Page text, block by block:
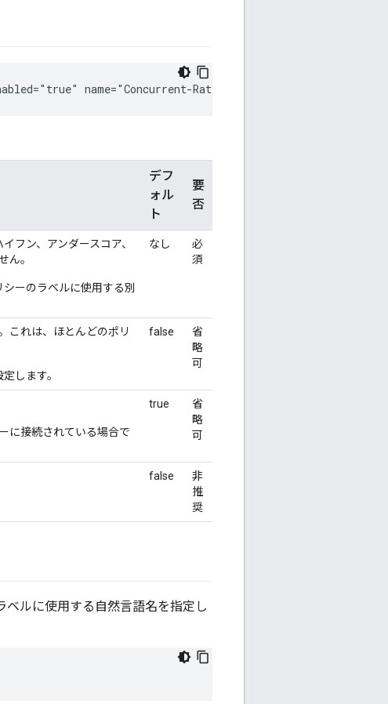
name="Concurrent-Rate-Limit-1">
デフ
ォル
ト
要
否
フン、アンダースコア、
ん。
ーのラベルに使用する別
なし
必
須
これは、ほとんどのポリ
定します。
false
省
略
可
に接続されている場合で
true
省
略
可
false
非
推
奨
ルに使用する自然言語名を指定し